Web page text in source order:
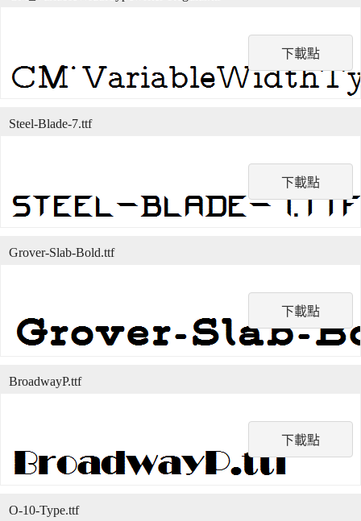
下載點
下載點
Steel-Blade-7.ttf
下載點
Grover-Slab-Bold.ttf
下載點
BroadwayP.ttf
O-10-Type.ttf